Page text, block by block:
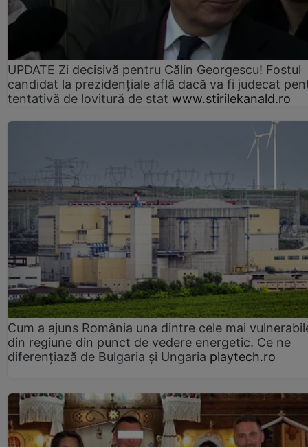
UPDATE Zi decisivă pentru Călin Georgescu! Fostul
candidat la prezidențiale află dacă va fi judecat
tentativă de lovitură de stat www.stirilekanald.ro
Cum a ajuns România una dintre cele mai
din regiune din punct de vedere energetic. Ce ne
diferențiază de Bulgaria și Ungaria playtech.ro